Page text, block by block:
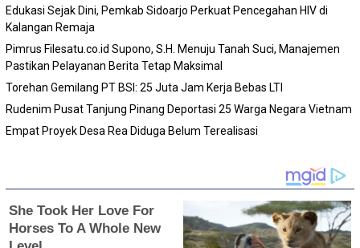
Edukasi Sejak Dini, Pemkab Sidoarjo Perkuat Pencegahan HIV di
Kalangan Remaja
Pimrus Filesatu.co.id Supono, S.H. Menuju Tanah Suci, Manajemen
Pastikan Pelayanan Berita Tetap Maksimal
Torehan Gemilang PT BSI: 25 Juta Jam Kerja Bebas LTI
Rudenim Pusat Tanjung Pinang Deportasi 25 Warga Negara Vietnam
Empat Proyek Desa Rea Diduga Belum Terealisasi